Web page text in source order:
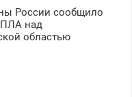
России сообщило
над
областью